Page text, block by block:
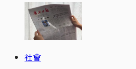
社會